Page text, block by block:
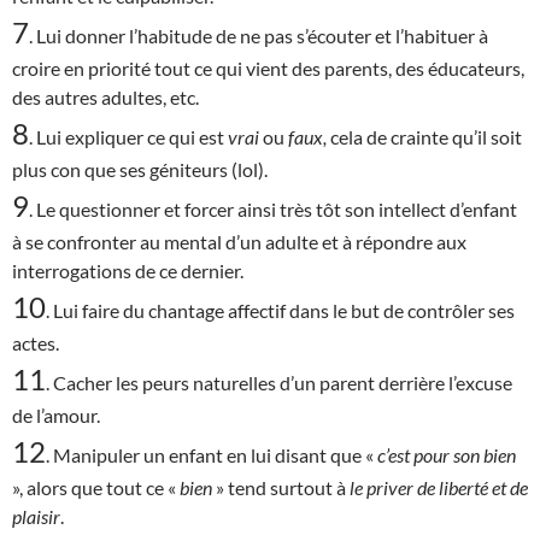
7 . Lui donner l’habitude de ne pas s’écouter et l’habituer à
croire en priorité tout ce qui vient des parents, des éducateurs,
des autres adultes, etc.
8 . Lui expliquer ce qui estvraiou faux, cela de crainte qu’il soit
plus con que ses géniteurs (lol).
9 . Le questionner et forcer ainsi très tôt son intellect d’enfant
à se confronter au mental d’un adulte et à répondre aux
interrogations de ce dernier.
10 . Lui faire du chantage affectif dans le but de contrôler ses
actes.
11 . Cacher les peurs naturelles d’un parent derrière l’excuse
de l’amour.
12 . Manipuler un enfant en lui disant que « c’estpour son bien
», alors que tout ce « bien » tend surtout à le priver de liberté et de
plaisir